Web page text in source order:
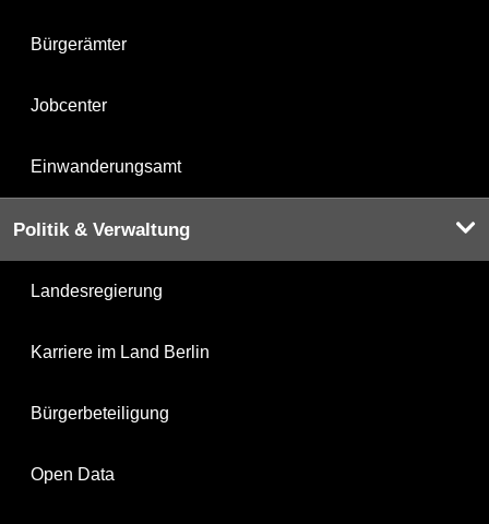
Bürgerämter
Jobcenter
Einwanderungsamt
Politik & Verwaltung
Landesregierung
Karriere im Land Berlin
Bürgerbeteiligung
Open Data